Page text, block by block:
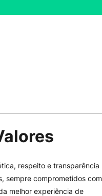
respeito e transparência
sempre comprometidos com
melhor experiência de